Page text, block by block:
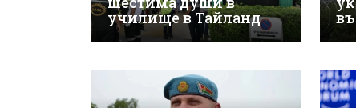
училище в Тайланд